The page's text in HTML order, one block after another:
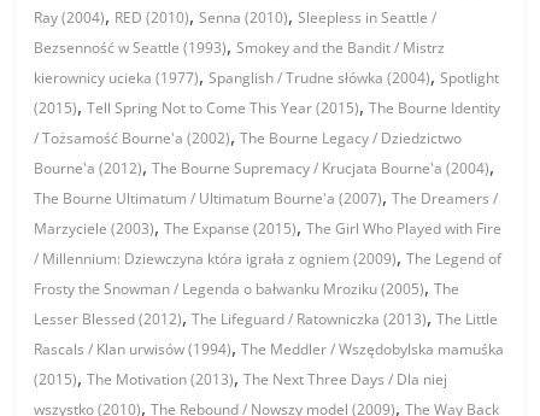
Ray (2004), RED (2010),Senna (2010),Sleepless in Seattle /
Bezsenność w Seattle (1993),Smokey and the Bandit / Mistrz
kierownicy ucieka (1977),Spanglish / Trudne słówka (2004),Spotlight
(2015),Tell Spring Not to Come This Year (2015),The Bourne Identity
/ Tożsamość Bourne'a (2002),The Bourne Legacy / Dziedzictwo
Bourne'a (2012),The Bourne Supremacy / Krucjata Bourne'a (2004),
The Bourne Ultimatum / Ultimatum Bourne'a (2007),The Dreamers /
Marzyciele (2003),The Expanse (2015),The Girl Who Played with Fire
/ Millennium: Dziewczyna która igrała z ogniem (2009),The Legend of
Frosty the Snowman / Legenda o bałwanku Mroziku (2005),The
Lesser Blessed (2012),The Lifeguard / Ratowniczka (2013),The Little
Rascals / Klan urwisów (1994),The Meddler / Wszędobylska mamuśka
(2015),The Motivation (2013),The Next Three Days / Dla niej
wszystko (2010),The Rebound / Nowszy model (2009),The Way Back